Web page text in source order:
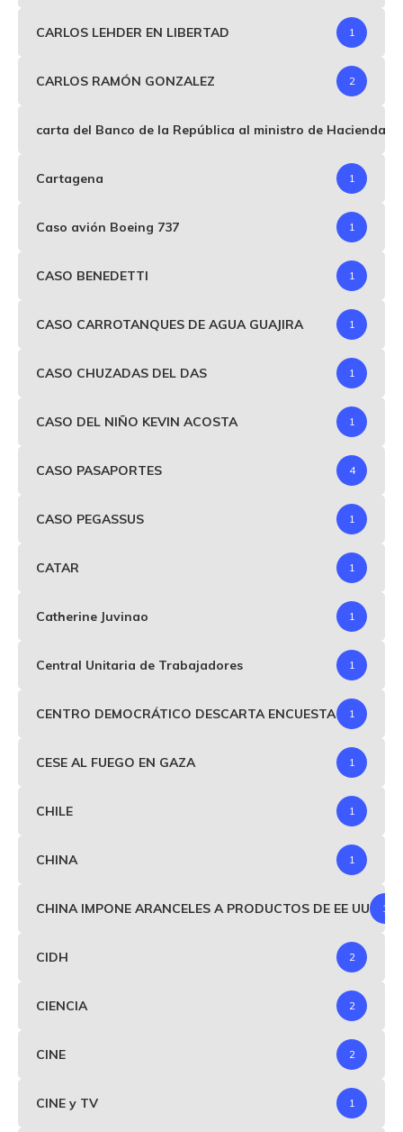
CARLOS LEHDER EN LIBERTAD 1
CARLOS RAMÓN GONZALEZ 2
carta del Banco de la República al ministro de Hacienda
Cartagena 1
Caso avión Boeing 737 1
CASO BENEDETTI 1
CASO CARROTANQUES DE AGUA GUAJIRA 1
CASO CHUZADAS DEL DAS 1
CASO DEL NIÑO KEVIN ACOSTA 1
CASO PASAPORTES 4
CASO PEGASSUS 1
CATAR 1
Catherine Juvinao 1
Central Unitaria de Trabajadores 1
CENTRO DEMOCRÁTICO DESCARTA ENCUESTA 1
CESE AL FUEGO EN GAZA 1
CHILE 1
CHINA 1
CHINA IMPONE ARANCELES A PRODUCTOS DE EE UU 1
CIDH 2
CIENCIA 2
CINE 2
CINE y TV 1